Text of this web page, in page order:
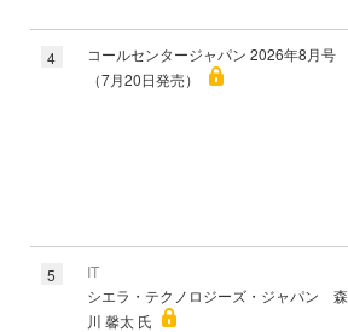
4
コールセンタージャパン 2026年8月号
（7月20日発売）
5
IT
シエラ・テクノロジーズ・ジャパン 森
川 馨太 氏